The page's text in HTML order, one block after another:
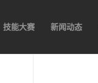
技能大赛 新闻动态